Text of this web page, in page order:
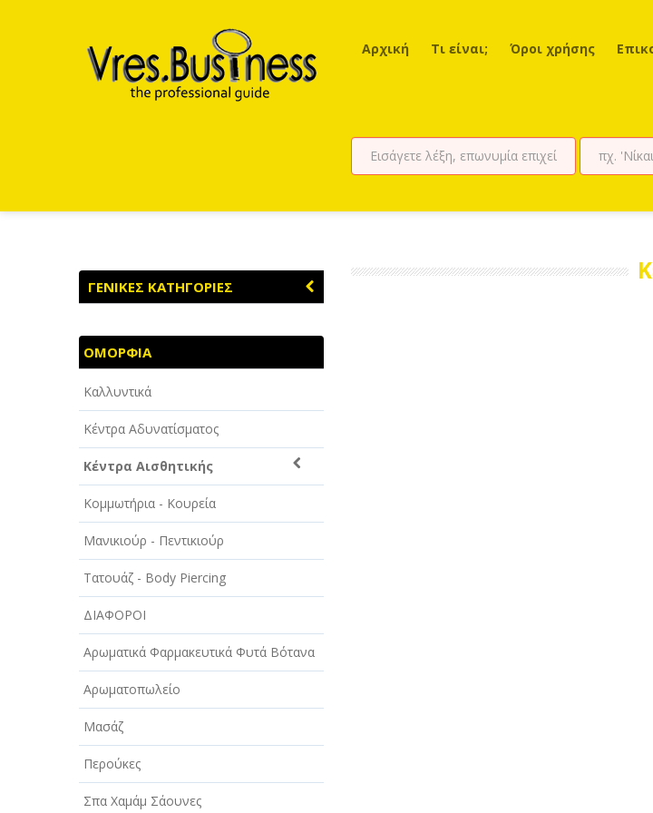
Αρχική Τι είναι; Όροι χρήσης
ΓΕΝΙΚΕΣ ΚΑΤΗΓΟΡΙΕΣ
ΑΓΡΟΤΙΚΑ - ΚΤΗΝΟΤΡΟΦΙΚΑ
ΑΘΛΗΤΙΣΜΟΣ
ΑΥΤΟΚΙΝΗΤΑ - ΜΗΧΑΝΕΣ - ΣΚΑΦΗ
ΔΙΑΣΚΕΔΑΣΗ - ΨΥΧΑΓΩΓΙΑ - ΤΕΧΝΕΣ
ΔΙΑΦΗΜΙΣΗ - ΜΜΕ
ΕΚΚΛΗΣΙΕΣ - ΦΙΛΑΝΘΡΩΠΙΚΑ
ΣΩΜΑΤΕΙΑ
ΕΚΠΑΙΔΕΥΣΗ - ΣΧΟΛΕΣ
ΕΜΠΟΡΙΟ - ΕΜΠΟΡΙΚΑ ΚΑΤΑΣΤΗΜΑΤΑ
ΕΡΓΟΣΤΑΣΙΑ - ΒΙΟΜΗΧΑΝΙΕΣ
ΞΕΝΟΔΟΧΕΙΑ - ΤΟΥΡΙΣΜΟΣ
ΟΜΟΡΦΙΑ
ΠΑΡΟΧΗ ΥΠΗΡΕΣΙΩΝ
ΤΕΧΝΙΚΑ - ΚΑΤΑΣΚΕΥΑΣΤΙΚΑ
ΟΜΟΡΦΙΑ
Καλλυντικά
Κέντρα Αδυνατίσματος
Κέντρα Αισθητικής
Κομμωτήρια - Κουρεία
Μανικιούρ - Πεντικιούρ
Τατουάζ - Body Piercing
ΔΙΑΦΟΡΟΙ
Αρωματικά Φαρμακευτικά Φυτά Βότανα
Αρωματοπωλείο
Μασάζ
Περούκες
Σπα Χαμάμ Σάουνες